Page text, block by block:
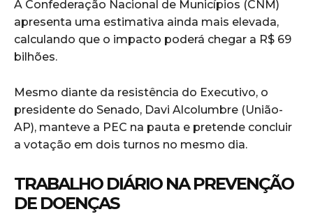
A Confederação Nacional de Municípios (CNM)
apresenta uma estimativa ainda mais elevada,
calculando que o impacto poderá chegar a R$ 69
bilhões.
Mesmo diante da resistência do Executivo, o
presidente do Senado, Davi Alcolumbre (União-
AP), manteve a PEC na pauta e pretende concluir
a votação em dois turnos no mesmo dia.
TRABALHO DIÁRIO NA PREVENÇÃO
DE DOENÇAS